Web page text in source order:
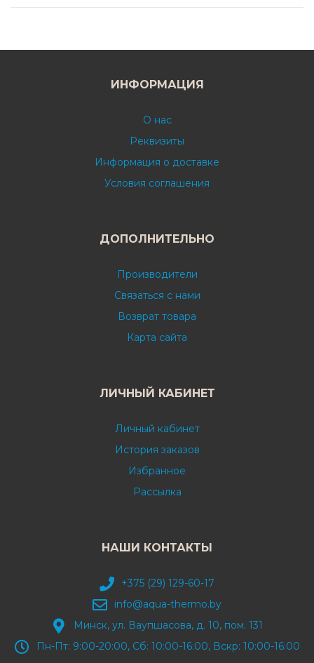
ИНФОРМАЦИЯ
О нас
Реквизиты
Информация о доставке
Условия соглашения
ДОПОЛНИТЕЛЬНО
Производители
Связаться с нами
Возврат товара
Карта сайта
ЛИЧНЫЙ КАБИНЕТ
Личный кабинет
История заказов
Избранное
Рассылка
НАШИ КОНТАКТЫ
+375 (29) 129-60-17
info@aqua-thermo.by
Минск, ул. Ваупшасова, д. 10, пом. 131
Пн-Пт: 9:00-20:00, Сб: 10:00-16:00, Вскр: 10:00-16:00